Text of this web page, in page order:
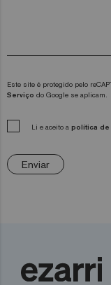
Este site é protegido pelo
Serviço do Google se aplicam.
Li e aceito a política de
Enviar